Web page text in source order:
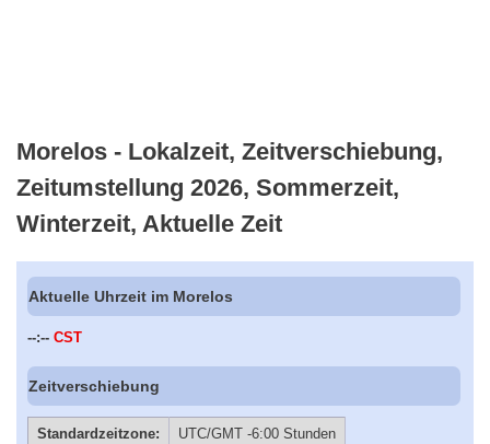
Morelos - Lokalzeit, Zeitverschiebung,
Zeitumstellung 2026, Sommerzeit,
Winterzeit, Aktuelle Zeit
Aktuelle Uhrzeit im Morelos
--:-- CST
Zeitverschiebung
Standardzeitzone:
UTC/GMT -6:00 Stunden